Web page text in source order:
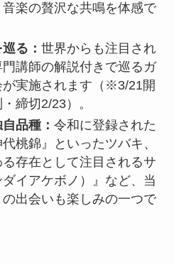
楽の贅沢な共鳴を体感で
る： 世界からも注目され
講師の解説付きで巡るガ
が実施されます（※3/21開
締切2/23）。
品種： 令和に登録された
桃錦』といったツバキ、
存在として注目されるサ
イアケボノ）』など、当
出会いも楽しみの一つで